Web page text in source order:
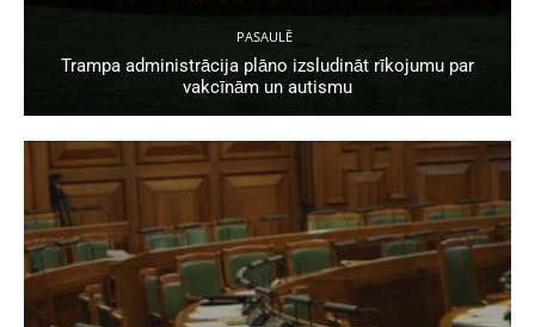
PASAULĒ
Trampa administrācija plāno izsludināt rīkojumu par
vakcīnām un autismu